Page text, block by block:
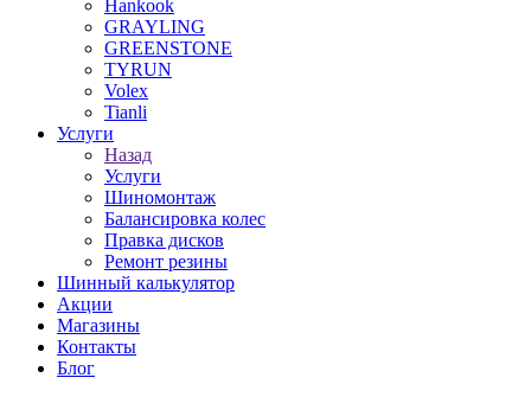
Hankook
GRAYLING
GREENSTONE
TYRUN
Volex
Tianli
Услуги
Назад
Услуги
Шиномонтаж
Балансировка колес
Правка дисков
Ремонт резины
Шинный калькулятор
Акции
Магазины
Контакты
Блог